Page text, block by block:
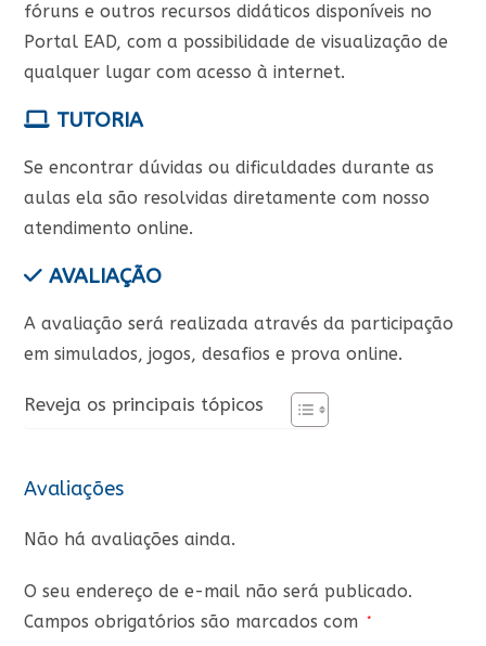
fóruns e outros recursos didáticos disponíveis no
Portal EAD, com a possibilidade de visualização de
qualquer lugar com acesso à internet.
TUTORIA
Se encontrar dúvidas ou dificuldades durante as
aulas ela são resolvidas diretamente com nosso
atendimento online.
AVALIAÇÃO
A avaliação será realizada através da participação
em simulados, jogos, desafios e prova online.
Reveja os principais tópicos
Avaliações
Não há avaliações ainda.
O seu endereço de e-mail não será publicado.
Campos obrigatórios são marcados com
*